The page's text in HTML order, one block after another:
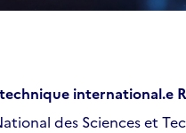
international.e
des Sciences et